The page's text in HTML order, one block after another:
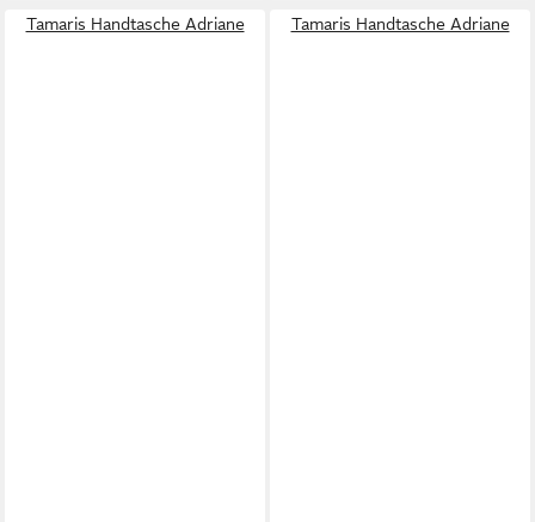
Tamaris Handtasche Adriane Tamaris Handtasche Adriane